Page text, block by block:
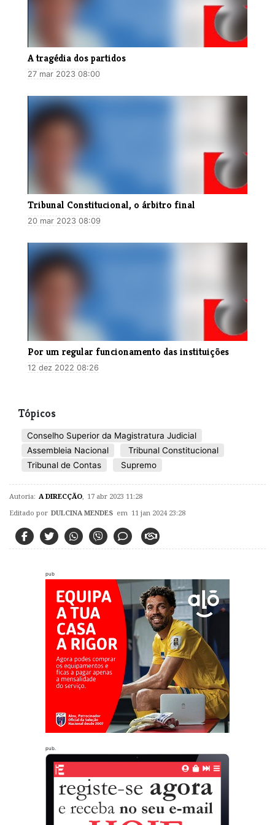
A tragédia dos partidos
27 mar 2023 08:00
Tribunal Constitucional, o árbitro final
20 mar 2023 08:09
Por um regular funcionamento das instituições
12 dez 2022 08:26
Tópicos
Conselho Superior da Magistratura Judicial
Assembleia Nacional
Tribunal Constitucional
Tribunal de Contas
Supremo
Autoria: A DIRECÇÃO 17 abr 2023 11:28
Editado por DULCINA MENDES em 11 jan 2024 23:28
pub
pub.